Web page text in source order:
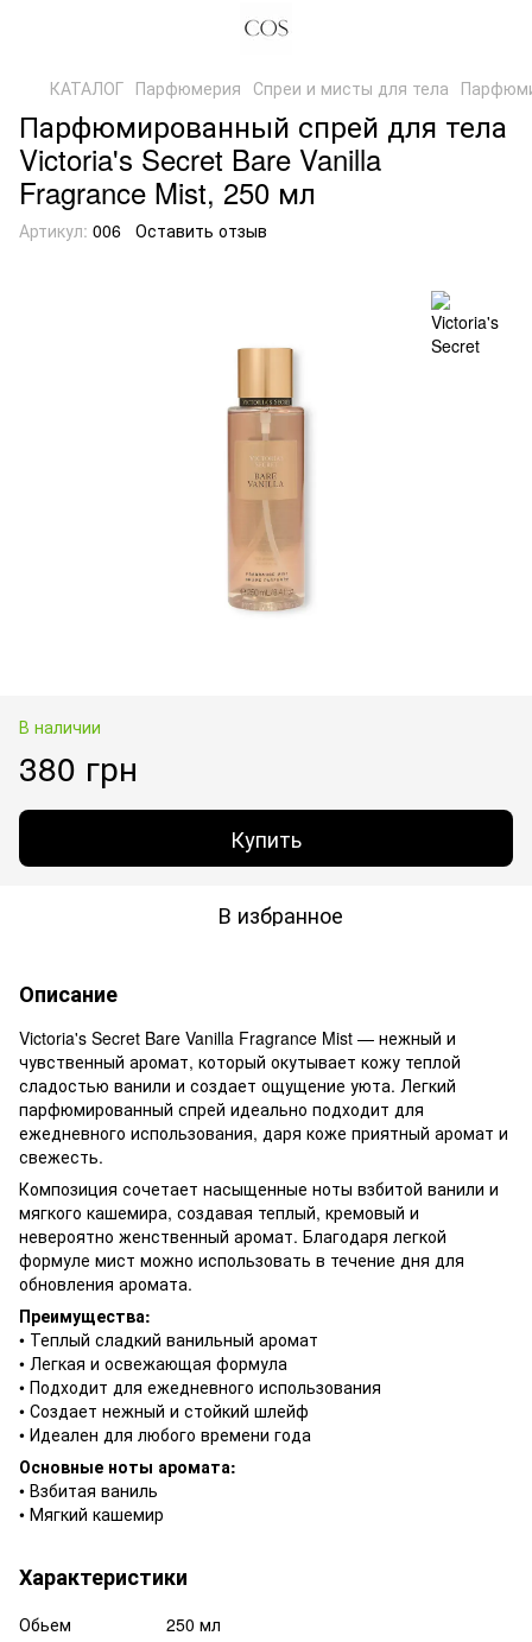
КАТАЛОГ Парфюмерия Спреи и мисты для тела
Парфюмированный спрей для тела
Victoria's Secret Bare Vanilla
Fragrance Mist, 250 мл
Артикул: 006 Оставить отзыв
В наличии
380 грн
Купить
В избранное
Описание
Victoria's Secret Bare Vanilla Fragrance Mist — нежный и
чувственный аромат, который окутывает кожу теплой
сладостью ванили и создает ощущение уюта. Легкий
парфюмированный спрей идеально подходит для
ежедневного использования, даря коже приятный аромат и
свежесть.
Композиция сочетает насыщенные ноты взбитой ванили и
мягкого кашемира, создавая теплый, кремовый и
невероятно женственный аромат. Благодаря легкой
формуле мист можно использовать в течение дня для
обновления аромата.
Преимущества:
• Теплый сладкий ванильный аромат
• Легкая и освежающая формула
• Подходит для ежедневного использования
• Создает нежный и стойкий шлейф
• Идеален для любого времени года
Основные ноты аромата:
• Взбитая ваниль
• Мягкий кашемир
Характеристики
Обьем 250 мл